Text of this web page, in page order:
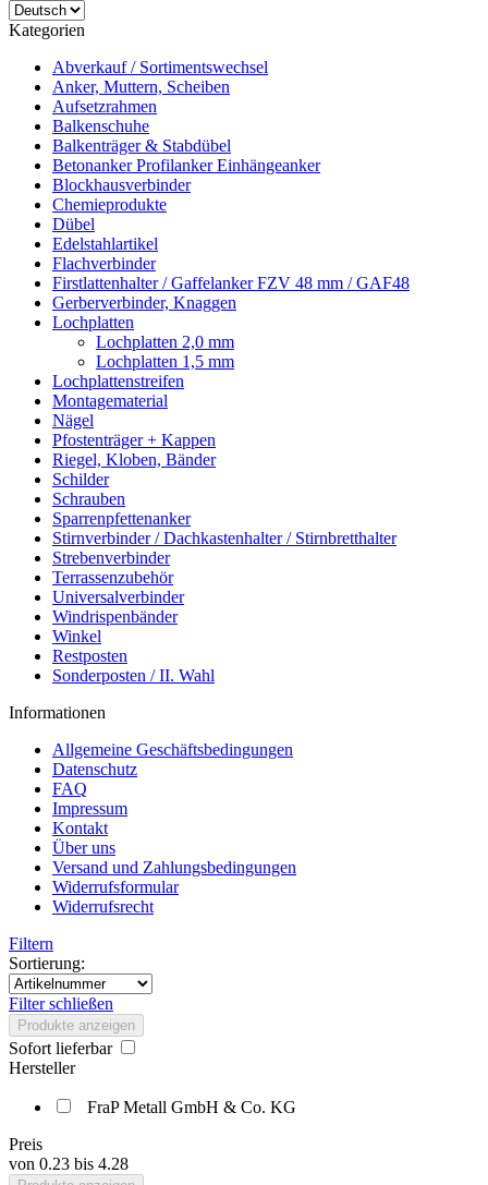
Kategorien
Abverkauf / Sortimentswechsel
Anker, Muttern, Scheiben
Aufsetzrahmen
Balkenschuhe
Balkenträger & Stabdübel
Betonanker Profilanker Einhängeanker
Blockhausverbinder
Chemieprodukte
Dübel
Edelstahlartikel
Flachverbinder
Firstlattenhalter / Gaffelanker FZV 48 mm / GAF48
Gerberverbinder, Knaggen
Lochplatten
Lochplatten 2,0 mm
Lochplatten 1,5 mm
Lochplattenstreifen
Montagematerial
Nägel
Pfostenträger + Kappen
Riegel, Kloben, Bänder
Schilder
Schrauben
Sparrenpfettenanker
Stirnverbinder / Dachkastenhalter / Stirnbretthalter
Strebenverbinder
Terrassenzubehör
Universalverbinder
Windrispenbänder
Winkel
Restposten
Sonderposten / II. Wahl
Informationen
Allgemeine Geschäftsbedingungen
Datenschutz
FAQ
Impressum
Kontakt
Über uns
Versand und Zahlungsbedingungen
Widerrufsformular
Widerrufsrecht
Filtern
Sortierung:
Filter schließen
Produkte anzeigen
Sofort lieferbar
Hersteller
FraP Metall GmbH & Co. KG
Preis
von 0.23 bis 4.28